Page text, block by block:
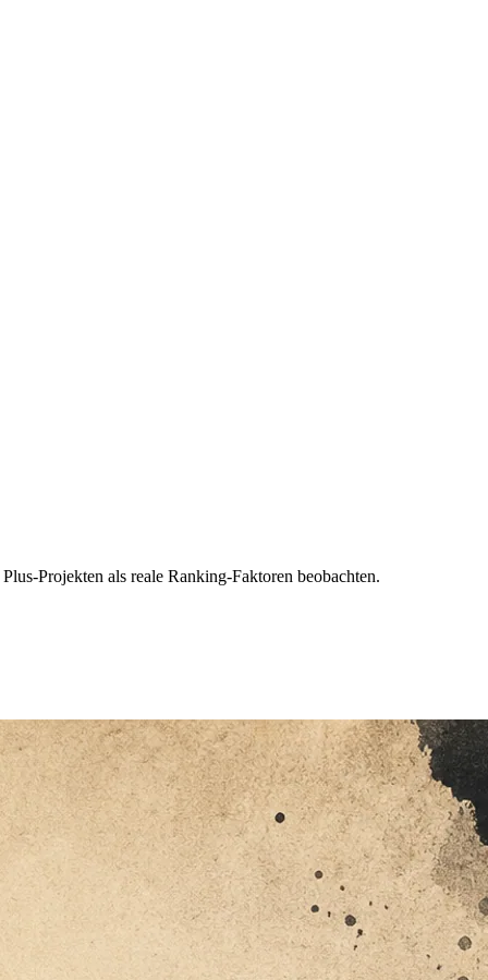
Projekten als reale Ranking-Faktoren beobachten.